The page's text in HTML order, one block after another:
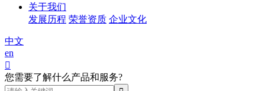
关于我们
发展历程 荣誉资质 企业文化
中文
en

您需要了解什么产品和服务?